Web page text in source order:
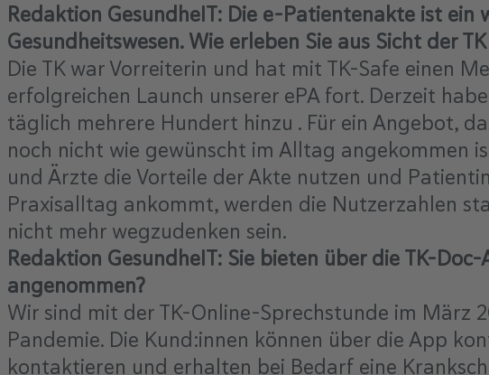
Redaktion GesundheIT: Die e-Patientenakte ist
Gesundheitswesen. Wie erleben Sie aus Sicht der
Die TK war Vorreiterin und hat mit TK-Safe einen
erfolgreichen Launch unserer ePA fort. Derzeit
täglich mehrere Hundert hinzu . Für ein Angebot,
noch nicht wie gewünscht im Alltag angekommen
und Ärzte die Vorteile der Akte nutzen und
Praxisalltag ankommt, werden die Nutzerzahlen
nicht mehr wegzudenken sein.
Redaktion GesundheIT: Sie bieten über die TK-
angenommen?
Wir sind mit der TK-Online-Sprechstunde im
Pandemie. Die Kund:innen können über die App
kontaktieren und erhalten bei Bedarf eine